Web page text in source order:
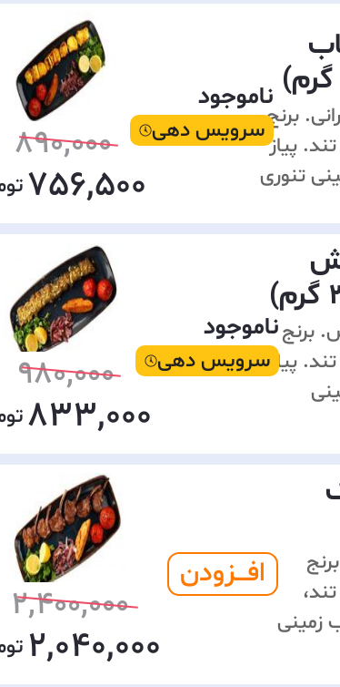
برنج
پیاز
تنوری
ناموجود
سرویس دهی 890,000
756,500
برنج
پیاز
ناموجود
سرویس دهی 980,000
833,000
زمینی
افـــزودن
2,400,000
2,040,000